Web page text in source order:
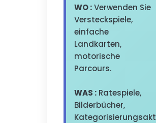
WO :Verwenden Sie
Versteckspiele,
einfache
Landkarten,
motorische
Parcours.
WAS :Ratespiele,
Bilderbücher,
Kategorisierungsakt